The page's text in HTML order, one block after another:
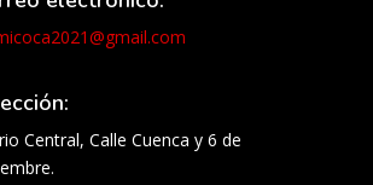
Central, Calle Cuenca y 6 de